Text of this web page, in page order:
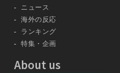
ニュース
海外の反応
ランキング
特集・企画
About us